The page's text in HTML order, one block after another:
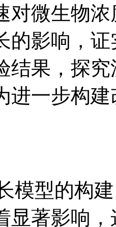
对微生物
的影响，
结果，探
进一步构
模型的构
显著影响